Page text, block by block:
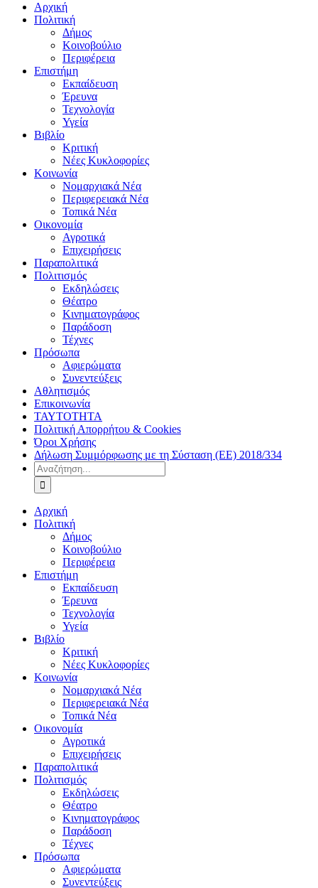
Αρχική
Πολιτική
Δήμος
Κοινοβούλιο
Περιφέρεια
Επιστήμη
Εκπαίδευση
Έρευνα
Τεχνολογία
Υγεία
Βιβλίο
Κριτική
Νέες Κυκλοφορίες
Κοινωνία
Νομαρχιακά Νέα
Περιφερειακά Νέα
Τοπικά Νέα
Οικονομία
Αγροτικά
Επιχειρήσεις
Παραπολιτικά
Πολιτισμός
Εκδηλώσεις
Θέατρο
Κινηματογράφος
Παράδοση
Τέχνες
Πρόσωπα
Αφιερώματα
Συνεντεύξεις
Αθλητισμός
Επικοινωνία
ΤΑΥΤΟΤΗΤΑ
Πολιτική Απορρήτου & Cookies
Όροι Χρήσης
Δήλωση Συμμόρφωσης με τη Σύσταση (ΕΕ) 2018/334
Αναζήτηση
για:
Αρχική
Πολιτική
Δήμος
Κοινοβούλιο
Περιφέρεια
Επιστήμη
Εκπαίδευση
Έρευνα
Τεχνολογία
Υγεία
Βιβλίο
Κριτική
Νέες Κυκλοφορίες
Κοινωνία
Νομαρχιακά Νέα
Περιφερειακά Νέα
Τοπικά Νέα
Οικονομία
Αγροτικά
Επιχειρήσεις
Παραπολιτικά
Πολιτισμός
Εκδηλώσεις
Θέατρο
Κινηματογράφος
Παράδοση
Τέχνες
Πρόσωπα
Αφιερώματα
Συνεντεύξεις